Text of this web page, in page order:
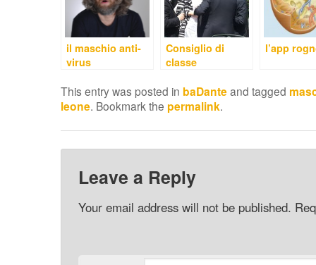
il maschio anti-
virus
Consiglio di
classe
l’app
This entry was posted in baDanteand tagged
leone. Bookmark the permalink.
Leave a Reply
Your email address will not be published.